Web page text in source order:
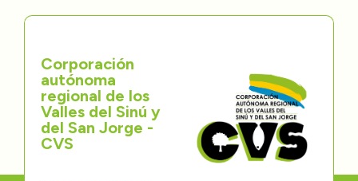
Participa
Trámites y Servicios
Contáctenos
Corporación
autónoma
regional de los
Valles del Sinú y
del San Jorge -
CVS